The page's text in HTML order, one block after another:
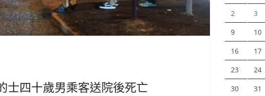
士四十歲男乘客送院後死亡
2 3
9 10
16 17
23 24
30 31